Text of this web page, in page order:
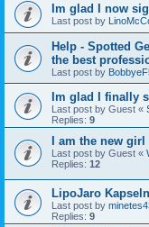
Im glad I now
Last post by
Help - Spotted
the best
Last post by
Im glad I finally
Last post by Guest «
Replies: 9
I am the new girl
Last post by Guest «
Replies: 12
LipoJaro
Last post by
Replies: 9